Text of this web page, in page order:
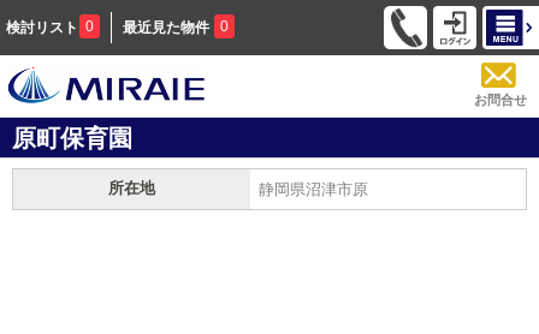
検討リスト 0 最近見た物件 0
お問合せ
原町保育園
所在地 静岡県沼津市原